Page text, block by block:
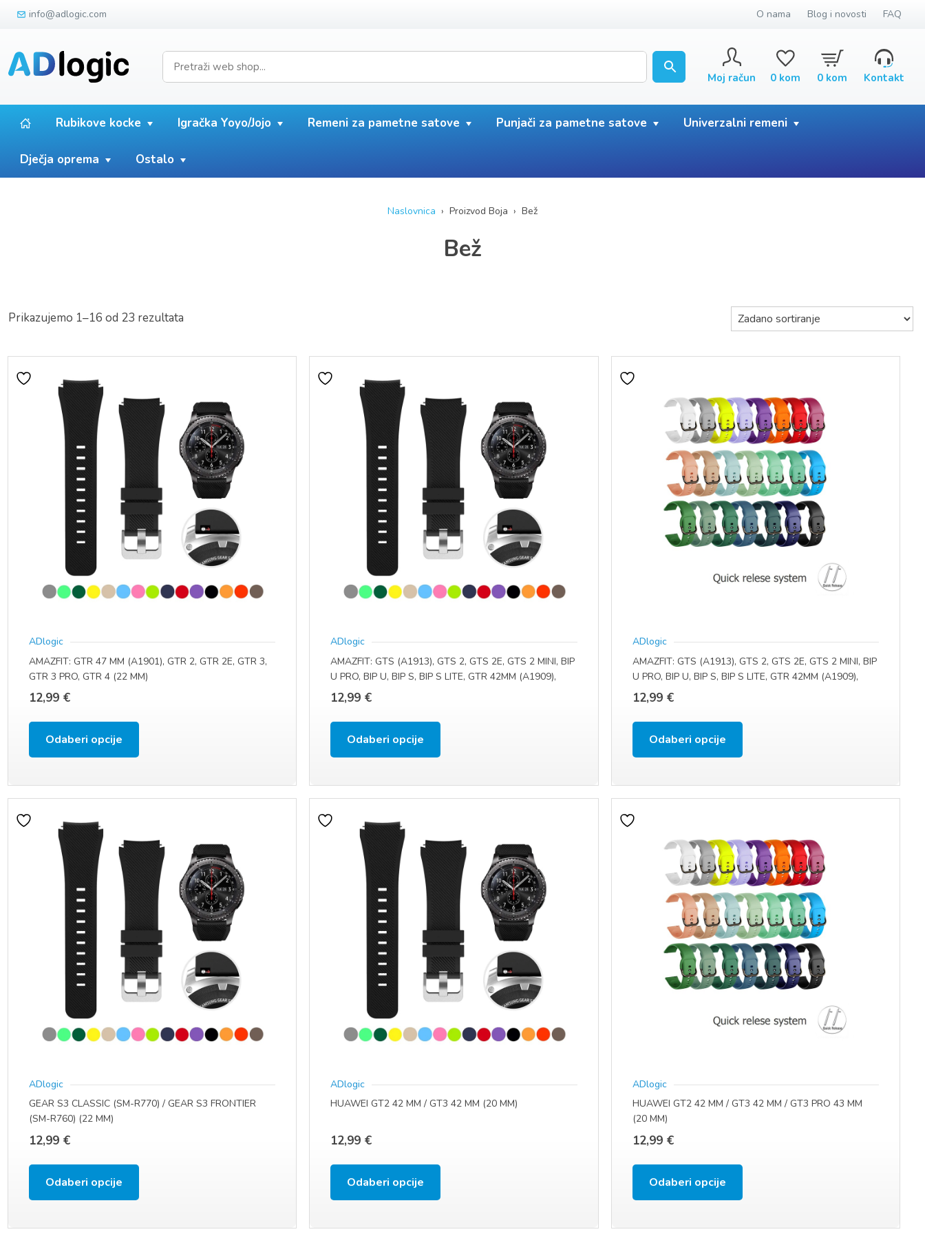
info@adlogic.com O nama Blog i novosti FAQ
Moj račun 0 kom 0 kom Kontakt
Rubikove kocke Igračka Yoyo/Jojo Remeni za pametne satove Punjači za pametne satove Univerzalni remeni
Dječja oprema Ostalo
Naslovnica › Proizvod Boja › Bež
Bež
Prikazujemo 1–16 od 23 rezultata
ADlogic
AMAZFIT: GTR 47 MM (A1901), GTR 2, GTR 2E, GTR 3,
GTR 3 PRO, GTR 4 (22 MM)
12,99 €
Odaberi opcije
proizvod
više
Opcije
mogu
na
stranici
proizvoda
ADlogic
AMAZFIT: GTS (A1913), GTS 2, GTS 2E, GTS 2 MINI, BIP
U PRO, BIP U, BIP S, BIP S LITE, GTR 42MM (A1909),
GTS3 (A2036), GTS4 (A2168) (20 MM)
12,99 €
Odaberi opcije
proizvod
više
Opcije
se
mogu
na
stranici
proizvoda
ADlogic
AMAZFIT: GTS (A1913), GTS 2, GTS 2E, GTS 2 MINI, BIP
U PRO, BIP U, BIP S, BIP S LITE, GTR 42MM (A1909),
GTS3 (A2036), GTS4 (A2168) (20 MM)
12,99 €
Odaberi opcije
proizvod
više
Opcije
se
mogu
odabrati
na
stranici
proizvoda
ADlogic
GEAR S3 CLASSIC (SM-R770) / GEAR S3 FRONTIER
(SM-R760) (22 MM)
12,99 €
Odaberi opcije
proizvod
ADlogic
HUAWEI GT2 42 MM / GT3 42 MM (20 MM)
12,99 €
Odaberi opcije
proizvod
ADlogic
HUAWEI GT2 42 MM / GT3 42 MM / GT3 PRO 43 MM
(20 MM)
12,99 €
Odaberi opcije
proizvod